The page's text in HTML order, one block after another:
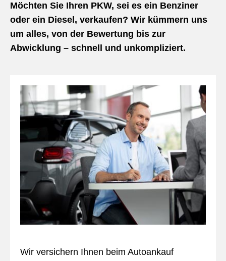
Möchten Sie Ihren PKW, sei es ein Benziner
oder ein Diesel, verkaufen? Wir kümmern uns
um alles, von der Bewertung bis zur
Abwicklung – schnell und unkompliziert.
Wir versichern Ihnen beim Autoankauf